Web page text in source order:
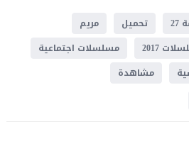
27 تحميل
مريم
2017
مسلسلات اجتماعية
مشاهدة